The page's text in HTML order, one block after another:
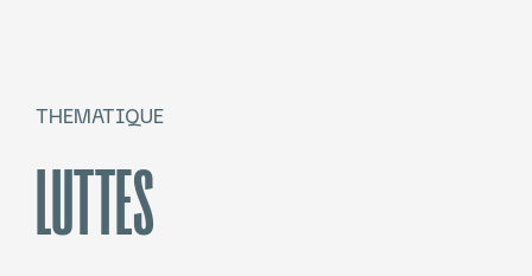
THEMATIQUE
LUTTES